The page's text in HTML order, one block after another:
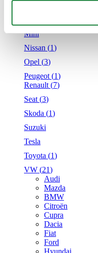
givet dem, eller som de
tjenester.
Mini
Nissan (1)
Opel (3)
Peugeot (1)
Renault (7)
Seat (3)
Skoda (1)
Suzuki
Tesla
Toyota (1)
VW (21)
Audi
Mazda
BMW
Citroën
Cupra
Dacia
Fiat
Ford